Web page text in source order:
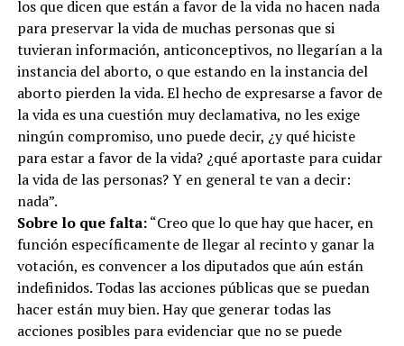
los que dicen que están a favor de la vida no hacen nada
para preservar la vida de muchas personas que si
tuvieran información, anticonceptivos, no llegarían a la
instancia del aborto, o que estando en la instancia del
aborto pierden la vida. El hecho de expresarse a favor de
la vida es una cuestión muy declamativa, no les exige
ningún compromiso, uno puede decir, ¿y qué hiciste
para estar a favor de la vida? ¿qué aportaste para cuidar
la vida de las personas? Y en general te van a decir:
nada”.
Sobre lo que falta:“Creo que lo que hay que hacer, en
función específicamente de llegar al recinto y ganar la
votación, es convencer a los diputados que aún están
indefinidos. Todas las acciones públicas que se puedan
hacer están muy bien. Hay que generar todas las
acciones posibles para evidenciar que no se puede